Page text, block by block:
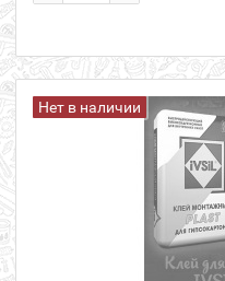
Нет в наличии